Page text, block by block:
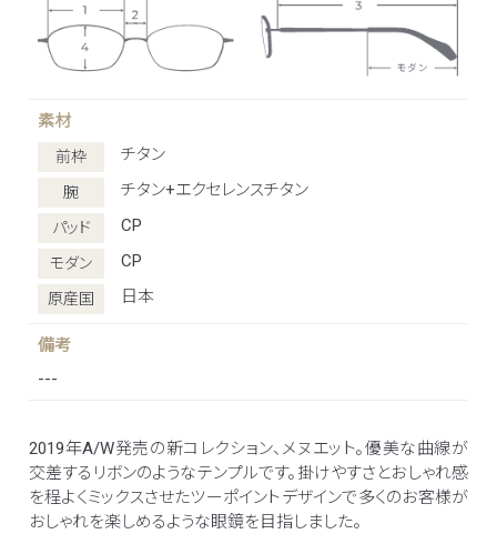
素材
前枠 チタン
腕 チタン+エクセレンスチタン
パッド CP
モダン CP
原産国 日本
備考
---
2019年A/W発売の新コレクション、メヌエット。優美な曲線が
交差するリボンのようなテンプルです。掛けやすさとおしゃれ感
を程よくミックスさせたツーポイントデザインで多くのお客様が
おしゃれを楽しめるような眼鏡を目指しました。